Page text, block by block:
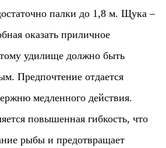
палки до 1,8 м. Щука –
оказать приличное
удилище должно быть
Предпочтение отдается
медленного действия.
повышенная гибкость, что
рыбы и предотвращает